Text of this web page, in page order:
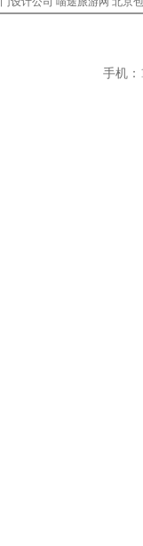
手机